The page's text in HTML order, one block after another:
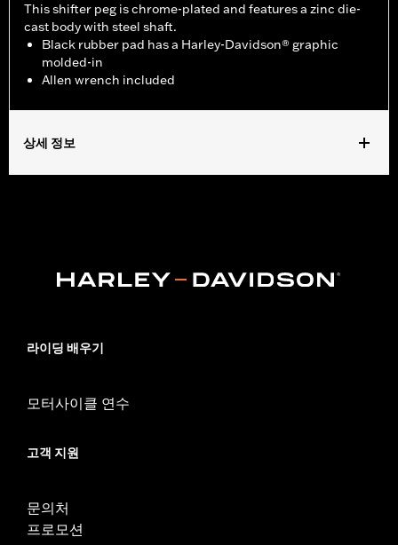
This shifter peg is chrome-plated and features a zinc die-
cast body with steel shaft.
Black rubber pad has a Harley-Davidson® graphic
molded-in
Allen wrench included
상세 정보
In the Box: Shifter peg and all necessary mounting hardware
라이딩 배우기
모터사이클 연수
고객 지원
문의처
프로모션